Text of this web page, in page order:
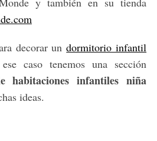
decorar undormitorio infantil
caso tenemos una sección
habitaciones infantiles niña
ideas.